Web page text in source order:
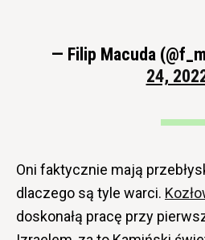
— Filip Macuda
24,
Oni faktycznie mają
dlaczego są tyle warci.
doskonałą pracę przy